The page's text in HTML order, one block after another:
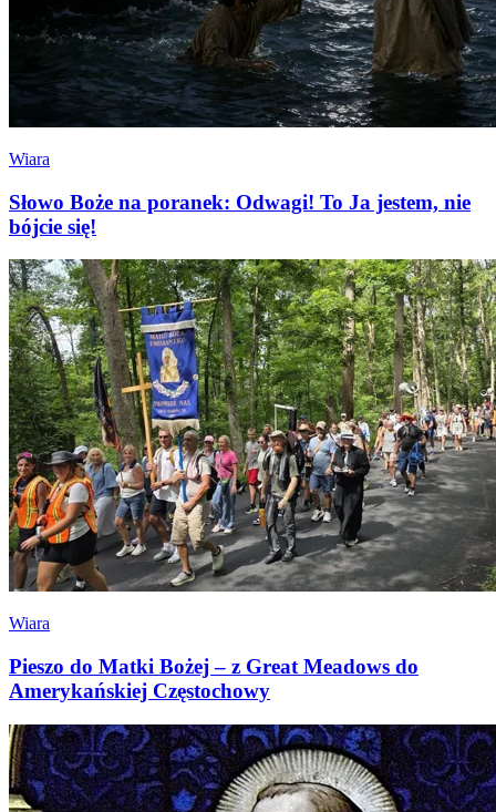
Wiara
Słowo Boże na poranek: Odwagi! To Ja jestem, nie
bójcie się!
Wiara
Pieszo do Matki Bożej – z Great Meadows do
Amerykańskiej Częstochowy